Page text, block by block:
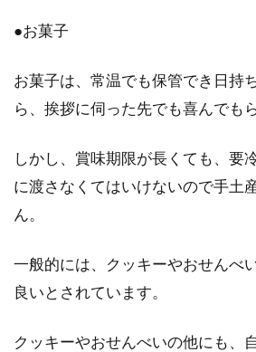
●お菓子
お菓子は、常温でも保管でき日持
ら、挨拶に伺った先でも喜んでも
しかし、賞味期限が長くても、要
に渡さなくてはいけないので手土
ん。
一般的には、クッキーやおせんべ
良いとされています。
クッキーやおせんべいの他にも、